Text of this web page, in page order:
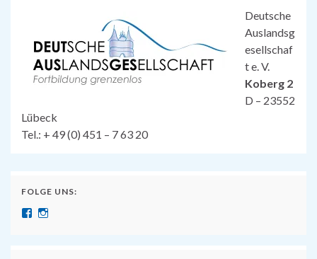
Deutsche
Auslandsg
esellschaf
t e. V.
Koberg 2
D – 23552
Lübeck
Tel.: + 49 (0) 451 – 7 63 20
FOLGE UNS:
Näytä SuomenSaksanopettajat:n profiili Facebook palvelussa